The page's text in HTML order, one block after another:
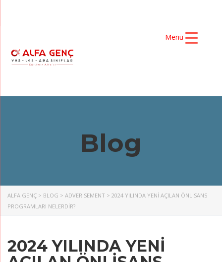
Menü
Blog
ALFA GENÇ > BLOG > ADVERISEMENT > 2024 YILINDA YENI AÇILAN ÖNLISANS
PROGRAMLARI NELERDIR?
2024 YILINDA YENI